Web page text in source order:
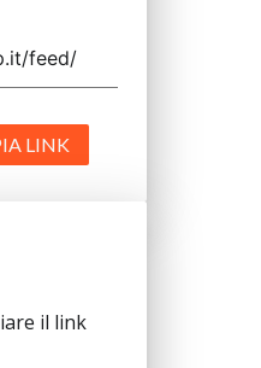
LINK
il link